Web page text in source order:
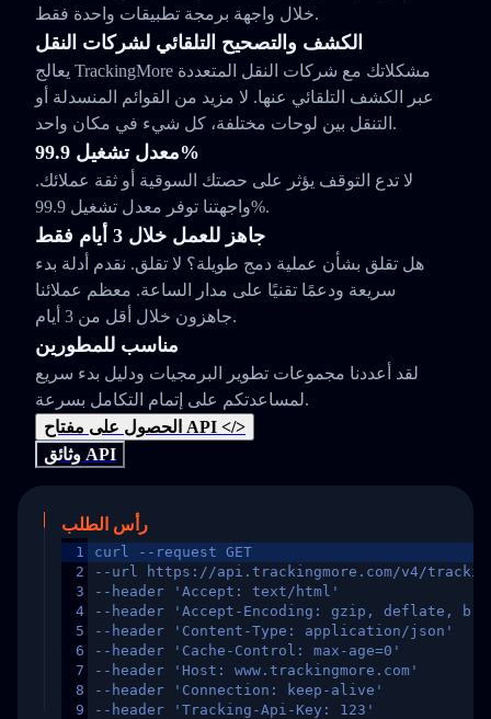
خلال واجهة برمجة تطبيقات واحدة فقط.
الكشف والتصحيح التلقائي لشركات النقل
يعالج TrackingMore مشكلاتك مع شركات النقل المتعددة
عبر الكشف التلقائي عنها. لا مزيد من القوائم المنسدلة أو
التنقل بين لوحات مختلفة، كل شيء في مكان واحد.
معدل تشغيل 99.9%
لا تدع التوقف يؤثر على حصتك السوقية أو ثقة عملائك.
واجهتنا توفر معدل تشغيل 99.9%.
جاهز للعمل خلال 3 أيام فقط
هل تقلق بشأن عملية دمج طويلة؟ لا تقلق. نقدم أدلة بدء
سريعة ودعمًا تقنيًا على مدار الساعة. معظم عملائنا
جاهزون خلال أقل من 3 أيام.
مناسب للمطورين
لقد أعددنا مجموعات تطوير البرمجيات ودليل بدء سريع
لمساعدتكم على إتمام التكامل بسرعة.
الحصول على مفتاح API </>
وثائق API
رأس الطلب
1
2
3
4
5
6
7
8
9
curl --request GET
--url https://api.trackingmore.com/v4/trackings/
--header 'Accept: text/html'
--header 'Accept-Encoding: gzip, deflate,
--header 'Content-Type: application/json'
--header 'Cache-Control: max-age=0'
--header 'Host: www.trackingmore.com'
--header 'Connection: keep-alive'
--header 'Tracking-Api-Key: 123'